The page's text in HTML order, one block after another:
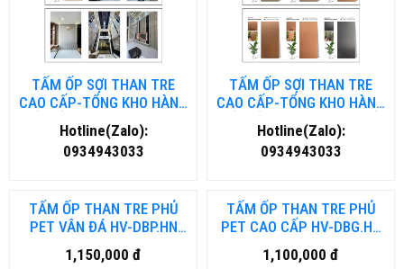
TẤM ỐP SỢI THAN TRE
CAO CẤP-TỔNG KHO HÀNG
TẤM ỐP THAN TRE TẠI HÀ
NỘI
Hotline(Zalo):
0934943033
TẤM ỐP SỢI THAN TRE
CAO CẤP-TỔNG KHO HÀNG
TẤM ỐP THAN TRE TẠI HỒ
CHÍ MINH
Hotline(Zalo):
0934943033
Hot Hot